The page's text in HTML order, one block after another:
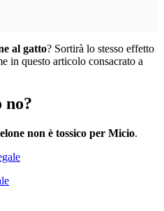
al gatto? Sortirà lo stesso effetto
in questo articolo consacrato a
no?
non è tossico per Micio.